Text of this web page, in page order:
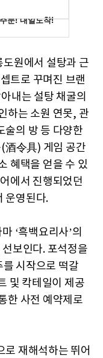
도원에서 설탕과 근
트로 꾸며진 브랜
내는 설탕 채굴의
하는 소원 연못, 관
술의 방 등 다양한
酒令具) 게임 공간
혜택을 얻을 수 있
에서 진행되었던
운영된다.
‘흑백요리사’의
보인다. 포석정을
시작으로 떡갈
및 칵테일이 제공
한 사전 예약제로
로 재해석하는 뛰어